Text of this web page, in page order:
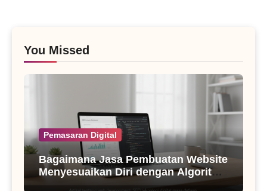
You Missed
Pemasaran Digital
Bagaimana Jasa Pembuatan Website
Menyesuaikan Diri dengan Algoritma
SEO Masa Kini